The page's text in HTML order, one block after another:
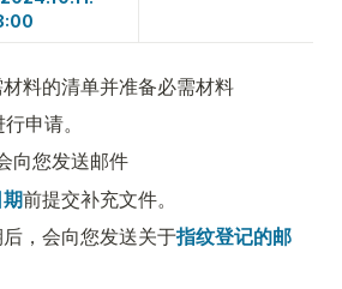
料的清单并准备必需材料
申请。
向您发送邮件
前提交补充文件。
，会向您发送关于指纹登记的邮